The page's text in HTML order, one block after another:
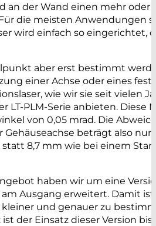
an der Wand einen mehr oder
die meisten Anwendungen
wird einfach so eingerichtet,
aber erst bestimmt
einer Achse oder eines
wie wir sie seit vielen
LT-PLM-Serie anbieten. Diese
von 0,05 mrad. Die
Gehäuseachse beträgt also nur
8,7 mm wie bei einem
haben wir um eine
Ausgang erweitert. Damit
und genauer zu
der Einsatz dieser Version bis